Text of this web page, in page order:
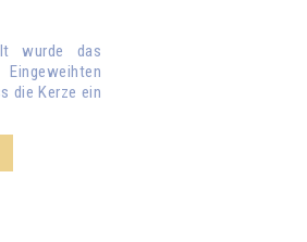
wurde das
die Kerze ein